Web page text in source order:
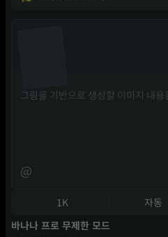
@
1K 자동
바나나 프로 무제한 모드